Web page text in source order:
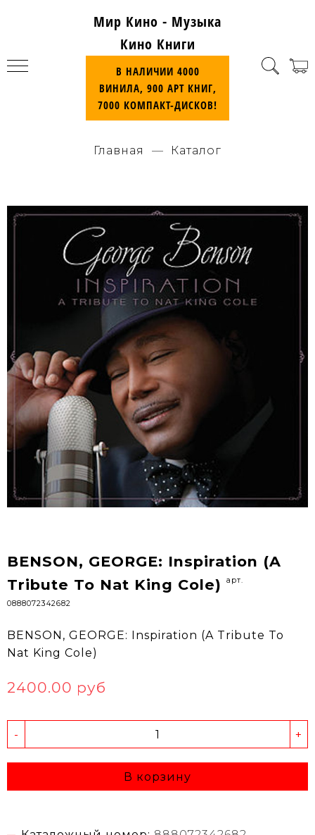
Мир Кино - Музыка
Кино Книги
В НАЛИЧИИ 4000
ВИНИЛА, 900 АРТ КНИГ,
7000 КОМПАКТ-ДИСКОВ!
Главная Каталог
BENSON, GEORGE: Inspiration (A
Tribute To Nat King Cole)
арт.
0888072342682
BENSON, GEORGE: Inspiration (A Tribute To
Nat King Cole)
2400.00 руб
- +
В корзину